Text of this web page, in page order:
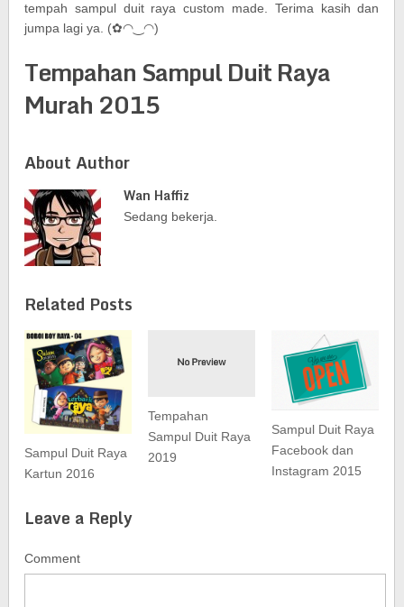
tempah sampul duit raya custom made. Terima kasih dan
jumpa lagi ya. (✿◠‿◠)
Tempahan Sampul Duit Raya
Murah 2015
About Author
Wan Haffiz
Sedang bekerja.
Related Posts
Sampul Duit Raya
Kartun 2016
Tempahan
Sampul Duit Raya
2019
Sampul Duit Raya
Facebook dan
Instagram 2015
Leave a Reply
Comment